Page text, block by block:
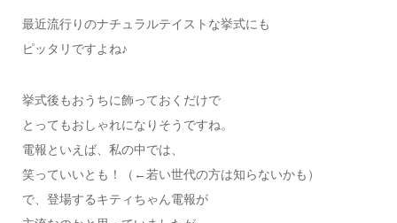
最近流行りのナチュラルテイストな挙式にも
ピッタリですよね♪
挙式後もおうちに飾っておくだけで
とってもおしゃれになりそうですね。
電報といえば、私の中では、
笑っていいとも！（←若い世代の方は知らないかも）
で、登場するキティちゃん電報が